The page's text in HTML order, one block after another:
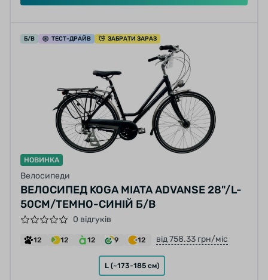
Б/В ТЕСТ-ДРАЙВ ЗАБРАТИ ЗАРАЗ
НОВИНКА
Велосипеди
ВЕЛОСИПЕД KOGA MIATA ADVANSE 28"/L-
50СМ/ТЕМНО-СИНІЙ Б/В
0 відгуків
12 12 12 9 12 від 758.33 грн/міс
L (~173-185 см)